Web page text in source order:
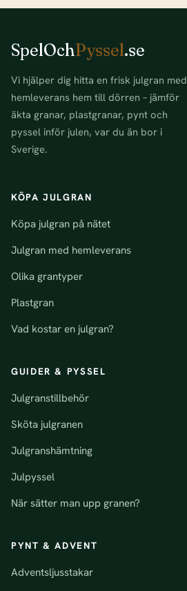
SpelOchPyssel.se
Vi hjälper dig hitta en frisk julgran med
hemleverans hem till dörren – jämför
äkta granar, plastgranar, pynt och
pyssel inför julen, var du än bor i
Sverige.
KÖPA JULGRAN
Köpa julgran på nätet
Julgran med hemleverans
Olika grantyper
Plastgran
Vad kostar en julgran?
GUIDER & PYSSEL
Julgranstillbehör
Sköta julgranen
Julgranshämtning
Julpyssel
När sätter man upp granen?
PYNT & ADVENT
Adventsljusstakar